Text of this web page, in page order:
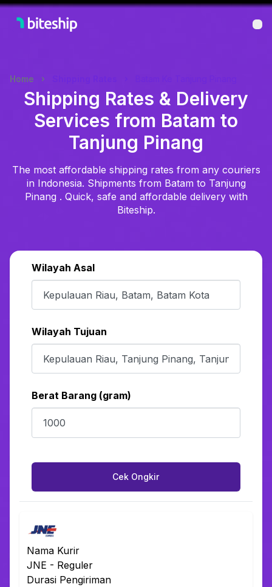
Home
Shipping Rates & Delivery
Services from Batam to
Tanjung Pinang
The most affordable shipping rates from any couriers
in Indonesia. Shipments from Batam to Tanjung
Pinang . Quick, safe and affordable delivery with
Biteship.
Wilayah Asal
Wilayah Tujuan
Berat Barang (gram)
Cek Ongkir
Nama Kurir
JNE - Reguler
Durasi Pengiriman